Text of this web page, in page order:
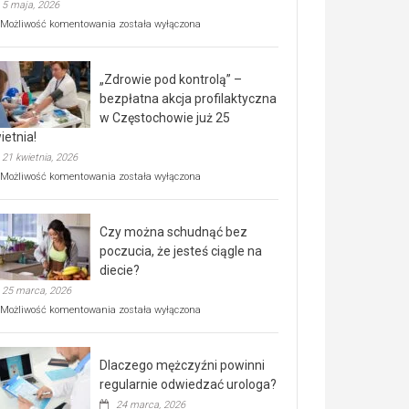
5 maja, 2026
Możliwość komentowania Rusza
rehabilitacji
dla
seniorów!
została wyłączona
„Zdrowie pod kontrolą” –
bezpłatna akcja profilaktyczna
w Częstochowie już 25
21 kwietnia, 2026
Możliwość komentowania „Zdrowie
bezpłatna
akcja
profilaktyczna
w
już
kwietnia!
została wyłączona
Czy można schudnąć bez
poczucia, że jesteś ciągle na
diecie?
25 marca, 2026
Możliwość komentowania Czy
poczucia,
że
została wyłączona
Dlaczego mężczyźni powinni
regularnie odwiedzać urologa?
24 marca, 2026